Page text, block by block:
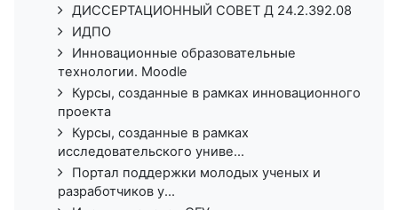
ДИССЕРТАЦИОННЫЙ СОВЕТ Д 24.2.392.08
ИДПО
Инновационные образовательные
технологии. Moodle
Курсы, созданные в рамках инновационного
проекта
Курсы, созданные в рамках
исследовательского униве...
Портал поддержки молодых ученых и
разработчиков у...